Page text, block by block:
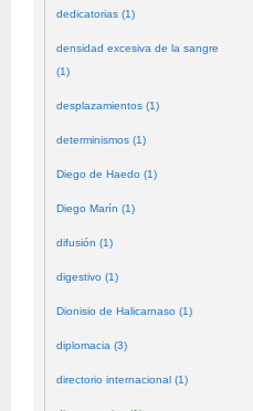
dedicatorias (1)
densidad excesiva de la sangre
(1)
desplazamientos (1)
determinismos (1)
Diego de Haedo (1)
Diego Marín (1)
difusión (1)
digestivo (1)
Dionisio de Halicarnaso (1)
diplomacia (3)
directorio internacional (1)